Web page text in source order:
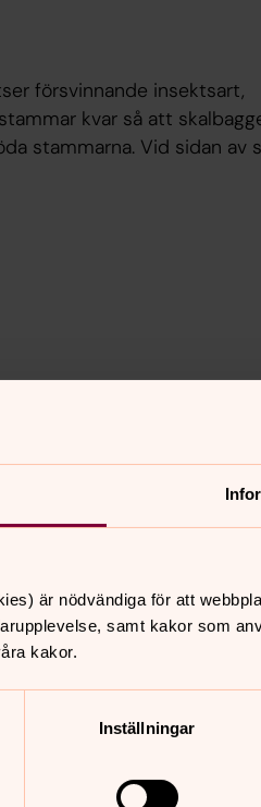
är nödvändiga för att
samt kakor som
kakor.
Inställningar
försvinnande insektsart,
kvar så att
stammarna. Vid sidan av